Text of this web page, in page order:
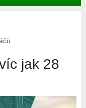
jak 28